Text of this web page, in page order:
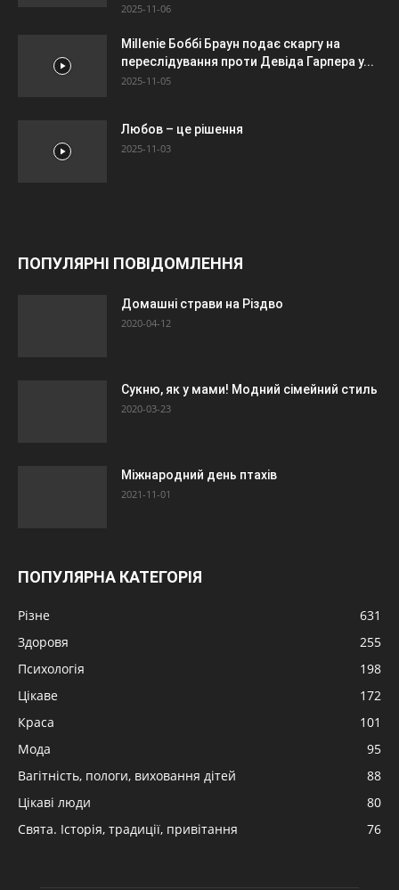
2025-11-06
Millenie Боббі Браун подає скаргу на
переслідування проти Девіда Гарпера у...
2025-11-05
Любов – це рішення
2025-11-03
ПОПУЛЯРНІ ПОВІДОМЛЕННЯ
Домашні страви на Різдво
2020-04-12
Сукню, як у мами! Модний сімейний стиль
2020-03-23
Міжнародний день птахів
2021-11-01
ПОПУЛЯРНА КАТЕГОРІЯ
Різне
631
Здоровя
255
Психологія
198
Цікаве
172
Краса
101
Мода
95
Вагітність, пологи, виховання дітей
88
Цікаві люди
80
Свята. Історія, традиції, привітання
76